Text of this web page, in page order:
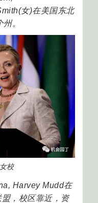
女)在美国东北
。
校
Harvey Mudd在
，校区靠近，资